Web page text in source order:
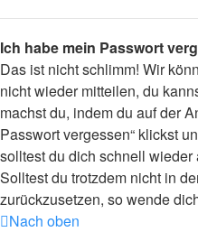
Ich habe mein Passwort
Das ist nicht schlimm! Wir
nicht wieder mitteilen, du
machst du, indem du auf der
Passwort vergessen“ klickst
solltest du dich schnell wieder
Solltest du trotzdem nicht in
zurückzusetzen, so wende
Nach oben